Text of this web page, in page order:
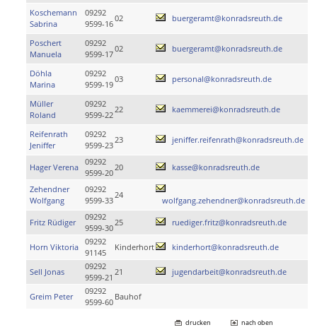
Koschemann
Sabrina
09292
9599-16
02 buergeramt@konradsreuth.de
Poschert
Manuela
09292
9599-17
02 buergeramt@konradsreuth.de
Döhla
Marina
09292
9599-19
03 personal@konradsreuth.de
Müller
Roland
09292
9599-22
22 kaemmerei@konradsreuth.de
Reifenrath
Jeniffer
09292
9599-23
23 jeniffer.reifenrath@konradsreuth.de
Hager Verena
09292
9599-20
20 kasse@konradsreuth.de
Zehendner
Wolfgang
09292
9599-33
24
wolfgang.zehendner@konradsreuth.de
Fritz Rüdiger
09292
9599-30
25 ruediger.fritz@konradsreuth.de
Horn Viktoria
09292
91145
Kinderhort kinderhort@konradsreuth.de
Sell Jonas
09292
9599-21
21 jugendarbeit@konradsreuth.de
Greim Peter
09292
9599-60
Bauhof
drucken nach oben